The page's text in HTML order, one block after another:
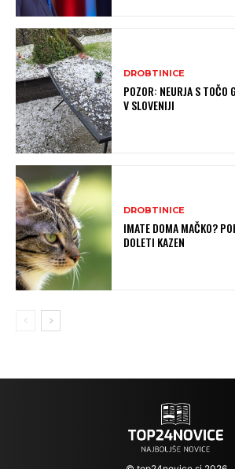
DROBTINICE
POZOR: NEURJA S TOČO
V SLOVENIJI
DROBTINICE
IMATE DOMA MAČKO?
DOLETI KAZEN